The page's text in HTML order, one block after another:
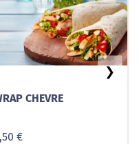
CHEVRE
€
❯